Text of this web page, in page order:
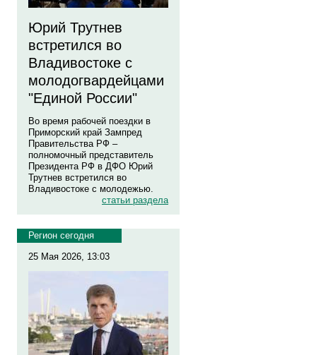
Юрий Трутнев
встретился во
Владивостоке с
молодогвардейцами
"Единой России"
Во время рабочей поездки в
Приморский край Зампред
Правительства РФ –
полномочный представитель
Президента РФ в ДФО Юрий
Трутнев встретился во
Владивостоке с молодежью.
статьи раздела
Регион сегодня
25 Мая 2026, 13:03